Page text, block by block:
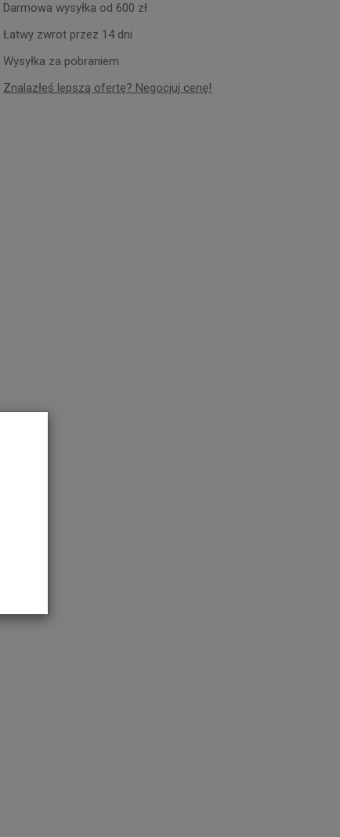
Darmowa wysyłka od 600 zł
Łatwy zwrot przez 14 dni
Wysyłka za pobraniem
Znalazłeś lepszą ofertę? Negocjuj cenę!